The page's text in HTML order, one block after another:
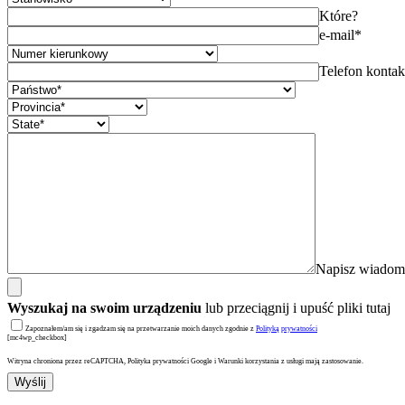
Które?
e-mail*
Telefon
Napisz
Wyszukaj na swoim urządzeniu lub przeciągnij i upuść pliki tutaj
Zapoznałem/am się i zgadzam się na przetwarzanie moich danych zgodnie z Polityką prywatności
[mc4wp_checkbox]
Witryna chroniona przez reCAPTCHA, Polityka prywatności Google i Warunki korzystania z usługi mają zastosowanie.
Wyślij